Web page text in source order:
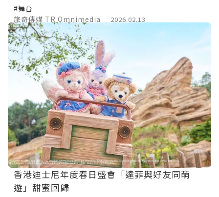
#舞台
旅奇傳媒 TR Omnimedia
2026.02.13
香港迪士尼年度春日盛會「達菲與好友同萌
遊」甜蜜回歸